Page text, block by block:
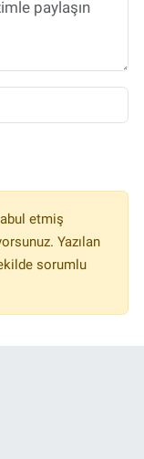
etmiş
Yazılan
sorumlu